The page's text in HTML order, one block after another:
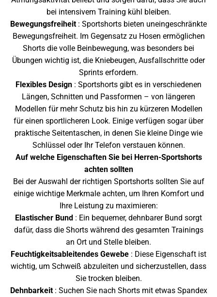
bei intensivem Training kühl bleiben.
Bewegungsfreiheit: Sportshorts bieten uneingeschränkte
Bewegungsfreiheit. Im Gegensatz zu Hosen ermöglichen
Shorts die volle Beinbewegung, was besonders bei
Übungen wichtig ist, die Kniebeugen, Ausfallschritte oder
Sprints erfordern.
Flexibles Design : Sportshorts gibt es in verschiedenen
Längen, Schnitten und Passformen – von längeren
Modellen für mehr Schutz bis hin zu kürzeren Modellen
für einen sportlicheren Look. Einige verfügen sogar über
praktische Seitentaschen, in denen Sie kleine Dinge wie
Schlüssel oder Ihr Telefon verstauen können.
Auf welche Eigenschaften Sie bei Herren-Sportshorts
achten sollten
Bei der Auswahl der richtigen Sportshorts sollten Sie auf
einige wichtige Merkmale achten, um Ihren Komfort und
Ihre Leistung zu maximieren:
Elastischer Bund : Ein bequemer, dehnbarer Bund sorgt
dafür, dass die Shorts während des gesamten Trainings
an Ort und Stelle bleiben.
Feuchtigkeitsableitendes Gewebe : Diese Eigenschaft ist
wichtig, um Schweiß abzuleiten und sicherzustellen, dass
Sie trocken bleiben.
Dehnbarkeit: Suchen Sie nach Shorts mit etwas Spandex